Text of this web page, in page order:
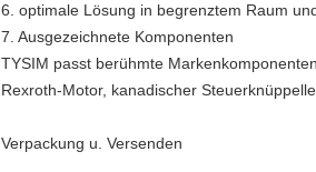
6. optimale Lösung in begrenztem Raum
7. Ausgezeichnete Komponenten
TYSIM passt berühmte
Rexroth-Motor, kanadischer
Verpackung u. Versenden